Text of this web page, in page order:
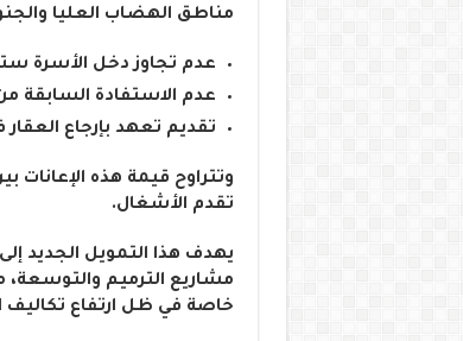
مناطق الهضاب العليا
عدم تجاوز دخل الأسرة
عدم الاستفادة السابقة
تقديم تعهد بإرجاع
تقدم الأشغال.
يهدف هذا التمويل الجديد
مشاريع الترميم والتوسعة،
خاصة في ظل ارتفاع تكاليف